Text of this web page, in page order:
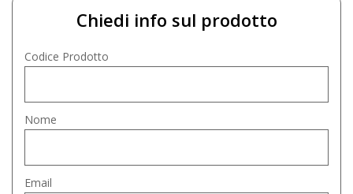
Chiedi info sul prodotto
Codice Prodotto
Nome
Email